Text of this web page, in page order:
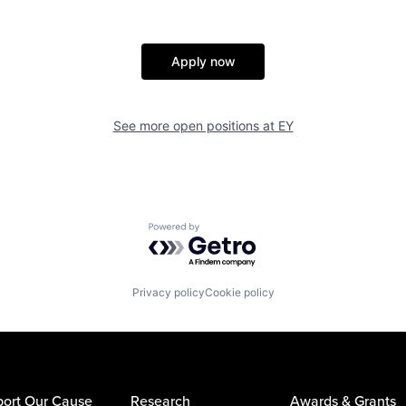
Apply now
See more open positions at EY
Powered by Getro.com
Privacy policyCookie policy
Our Cause Research Awards & Grants